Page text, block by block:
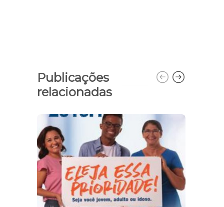
Publicações
relacionadas